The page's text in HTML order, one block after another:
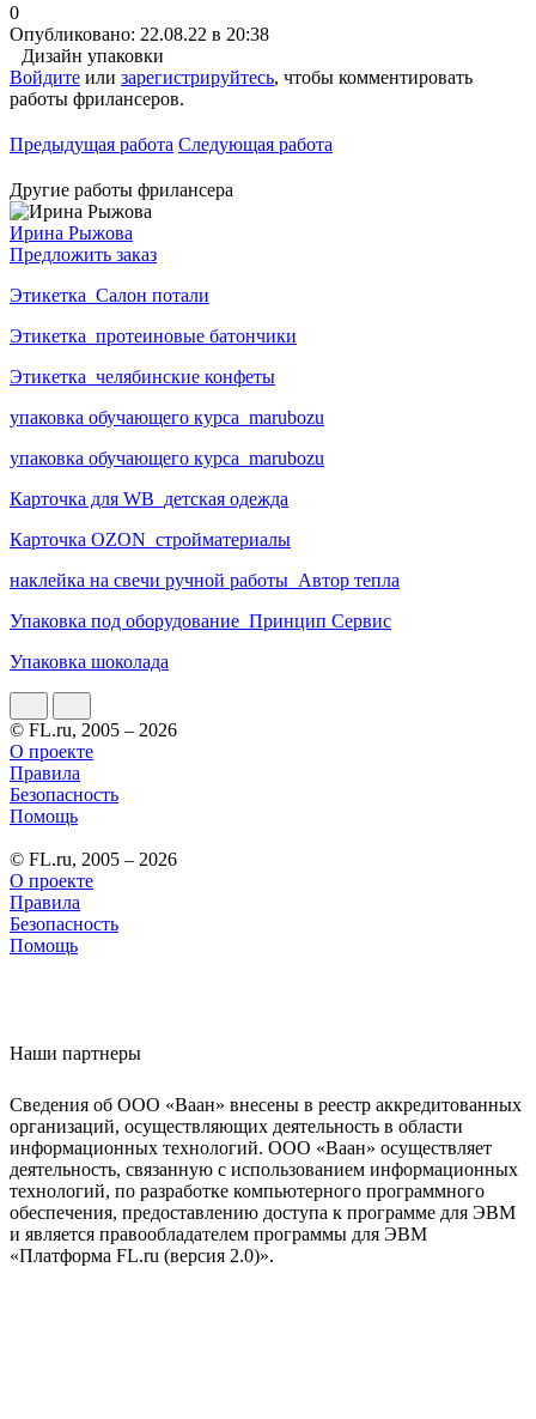
0
Опубликовано: 22.08.22 в 20:38
Дизайн упаковки
Войдите или зарегистрируйтесь, чтобы комментировать
работы фрилансеров.
Предыдущая работа Следующая работа
Другие работы фрилансера
Ирина Рыжова
Предложить заказ
Этикетка_Салон потали
Этикетка_протеиновые батончики
Этикетка_челябинские конфеты
упаковка обучающего курса_marubozu
упаковка обучающего курса_marubozu
Карточка для WB_детская одежда
Карточка OZON_стройматериалы
наклейка на свечи ручной работы_Автор тепла
Упаковка под оборудование_Принцип Сервис
Упаковка шоколада
© FL.ru, 2005 – 2026
О проекте
Правила
Безопасность
Помощь
© FL.ru, 2005 – 2026
О проекте
Правила
Безопасность
Помощь
Наши партнеры
Сведения об ООО «Ваан» внесены в реестр аккредитованных
организаций, осуществляющих деятельность в области
информационных технологий. ООО «Ваан» осуществляет
деятельность, связанную с использованием информационных
технологий, по разработке компьютерного программного
обеспечения, предоставлению доступа к программе для ЭВМ
и является правообладателем программы для ЭВМ
«Платформа FL.ru (версия 2.0)».